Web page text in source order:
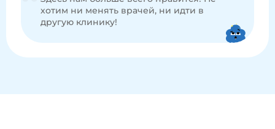
хотим ни менять врачей, ни идти в
другую клинику!